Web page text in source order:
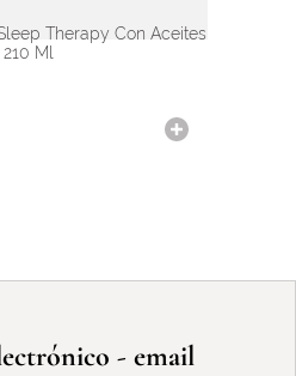
Therapy Con Aceites
Ml
- email